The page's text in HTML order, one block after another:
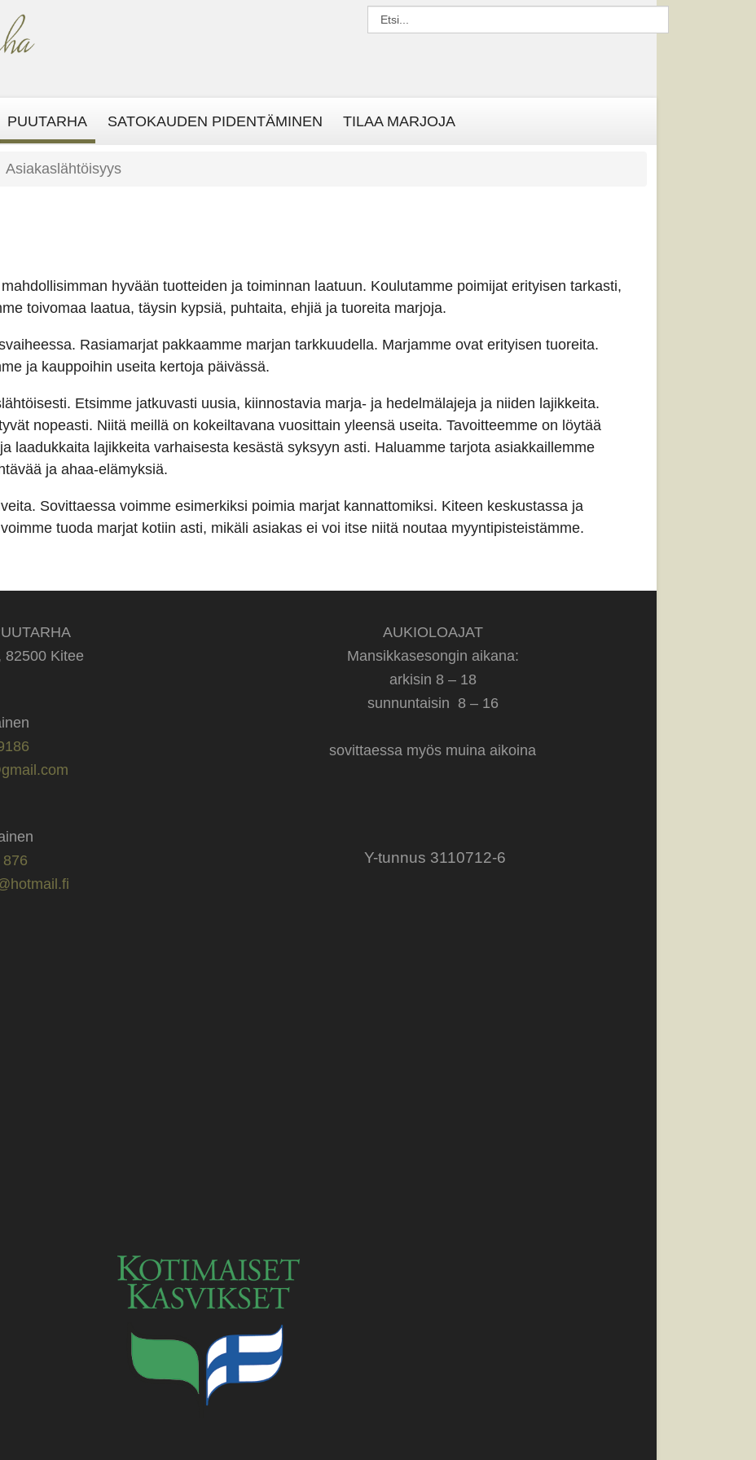
PUUTARHA SATOKAUDEN PIDENTÄMINEN TILAA MARJOJA
Asiakaslähtöisyys
hyvään tuotteiden ja toiminnan laatuun. Koulutamme poimijat erityisen tarkasti,
toivomaa laatua, täysin kypsiä, puhtaita, ehjiä ja tuoreita marjoja.
Rasiamarjat pakkaamme marjan tarkkuudella. Marjamme ovat erityisen tuoreita.
ja kauppoihin useita kertoja päivässä.
Etsimme jatkuvasti uusia, kiinnostavia marja- ja hedelmälajeja ja niiden lajikkeita.
nopeasti. Niitä meillä on kokeiltavana vuosittain yleensä useita. Tavoitteemme on löytää
laadukkaita lajikkeita varhaisesta kesästä syksyyn asti. Haluamme tarjota asiakkaillemme
ja ahaa-elämyksiä.
Sovittaessa voimme esimerkiksi poimia marjat kannattomiksi. Kiteen keskustassa ja
tuoda marjat kotiin asti, mikäli asiakas ei voi itse niitä noutaa myyntipisteistämme.
82500 Kitee
AUKIOLOAJAT
Mansikkasesongin aikana:
arkisin 8 – 18
sunnuntaisin 8 – 16
sovittaessa myös muina aikoina
Y-tunnus 3110712-6